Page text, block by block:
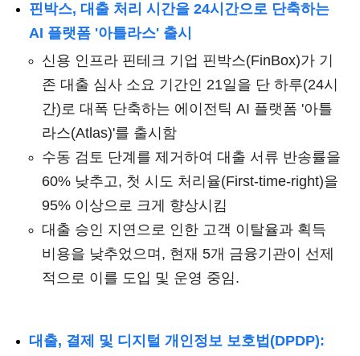
핀박스, 대출 처리 시간을 24시간으로 단축하는
AI 플랫폼 '아틀라스' 출시
신용 인프라 핀테크 기업 핀박스(FinBox)가 기
존 대출 심사 소요 기간인 21일을 단 하루(24시
간)로 대폭 단축하는 에이전틱 AI 플랫폼 '아틀
라스(Atlas)'를 출시함
수동 검토 단계를 제거하여 대출 서류 반송률을
60% 낮추고, 첫 시도 처리율(First-time-right)을
95% 이상으로 크게 향상시킴
대출 승인 지연으로 인한 고객 이탈율과 획득
비용을 낮추었으며, 현재 5개 금융기관이 선제
적으로 이를 도입 및 운영 중임.
대출, 결제 및 디지털 개인정보 보호법(DPDP):